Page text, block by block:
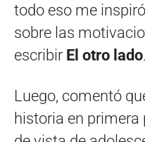
todo eso me
sobre las
escribir El otro lado.
Luego, comentó
historia en primera